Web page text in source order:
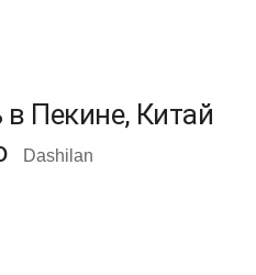
Пекине, Китай
Dashilan